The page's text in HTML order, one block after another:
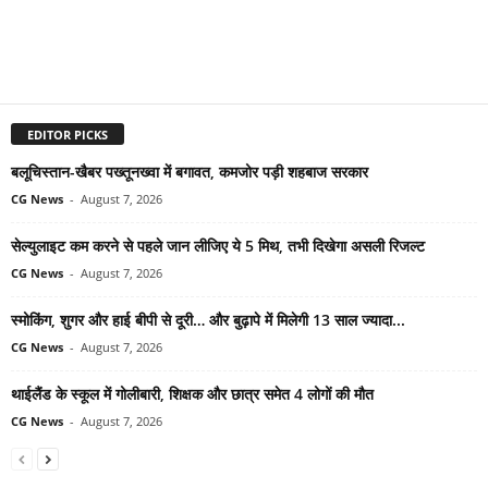
EDITOR PICKS
बलूचिस्तान-खैबर पख्तूनख्वा में बगावत, कमजोर पड़ी शहबाज सरकार
CG News - August 7, 2026
सेल्युलाइट कम करने से पहले जान लीजिए ये 5 मिथ, तभी दिखेगा असली रिजल्ट
CG News - August 7, 2026
स्मोकिंग, शुगर और हाई बीपी से दूरी… और बुढ़ापे में मिलेगी 13 साल ज्यादा...
CG News - August 7, 2026
थाईलैंड के स्कूल में गोलीबारी, शिक्षक और छात्र समेत 4 लोगों की मौत
CG News - August 7, 2026